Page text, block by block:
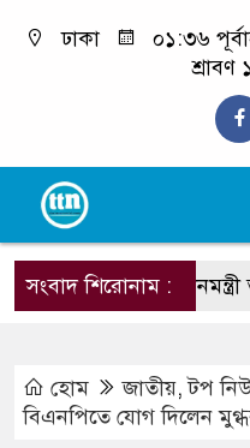
ঢাকা
০১:৩৬
শ্রাবণ
সংবাদ শিরোনাম :
প্রধানমন্ত্রী
হোম জাতীয়,টপ
বিএনপিতে যোগ দিলেন